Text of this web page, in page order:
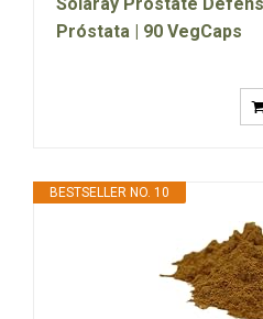
Próstata | 90 VegCaps
BESTSELLER NO. 10